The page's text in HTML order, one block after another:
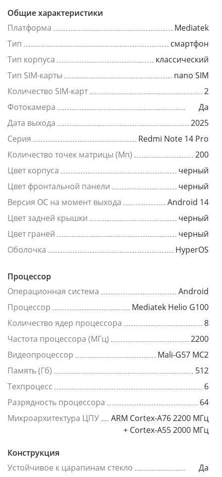
Общие характеристики
Платформа
Mediatek
Тип
смартфон
Тип корпуса
классический
Тип SIM-карты
nano SIM
Количество SIM-карт
2
Фотокамера
Да
Дата выхода
2025
Серия
Redmi Note 14 Pro
Количество точек матрицы (Мп)
200
Цвет корпуса
черный
Цвет фронтальной панели
черный
Версия ОС на момент выхода
Android 14
Цвет задней крышки
черный
Цвет граней
черный
Оболочка
HyperOS
Процессор
Операционная система
Android
Процессор
Mediatek Helio G100
Количество ядер процессора
8
Частота процессора (МГц)
2200
Видеопроцессор
Mali-G57 MC2
Память (Гб)
512
Техпроцесс
6
Разрядность процессора
64
Микроархитектура ЦПУ
ARM Cortex-A76 2200 МГц
+ Cortex-A55 2000 МГц
Конструкция
Устойчивое к царапинам стекло
Да